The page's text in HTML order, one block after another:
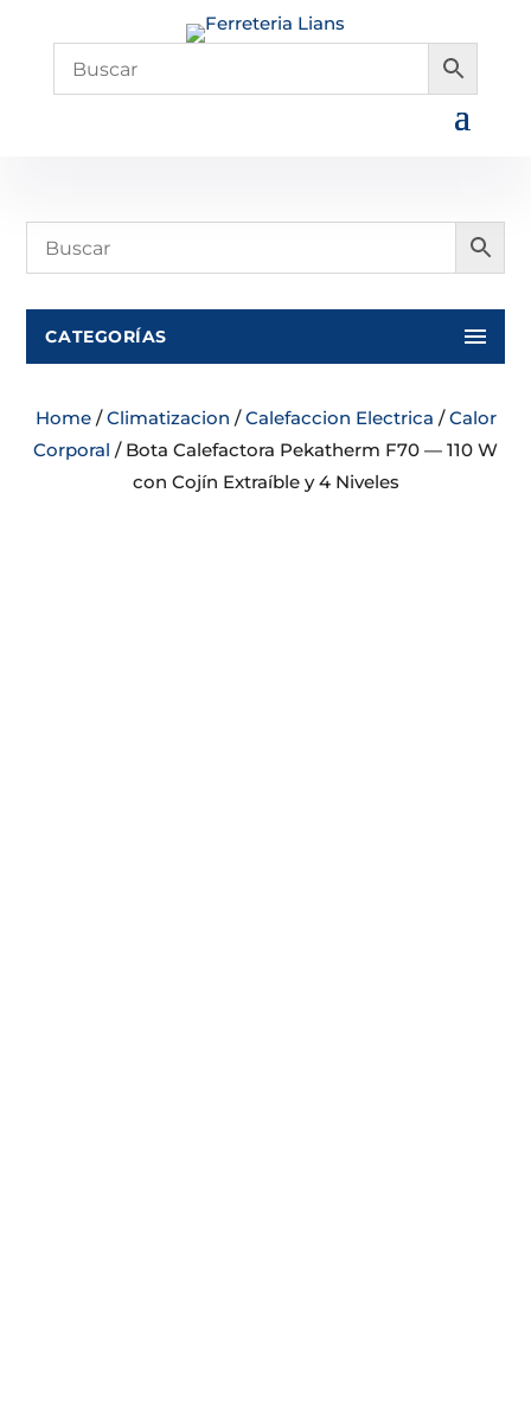
CATEGORÍAS
Home/Climatizacion /Calefaccion Electrica /Calor
Corporal / Bota Calefactora Pekatherm F70 — 110 W
con Cojín Extraíble y 4 Niveles